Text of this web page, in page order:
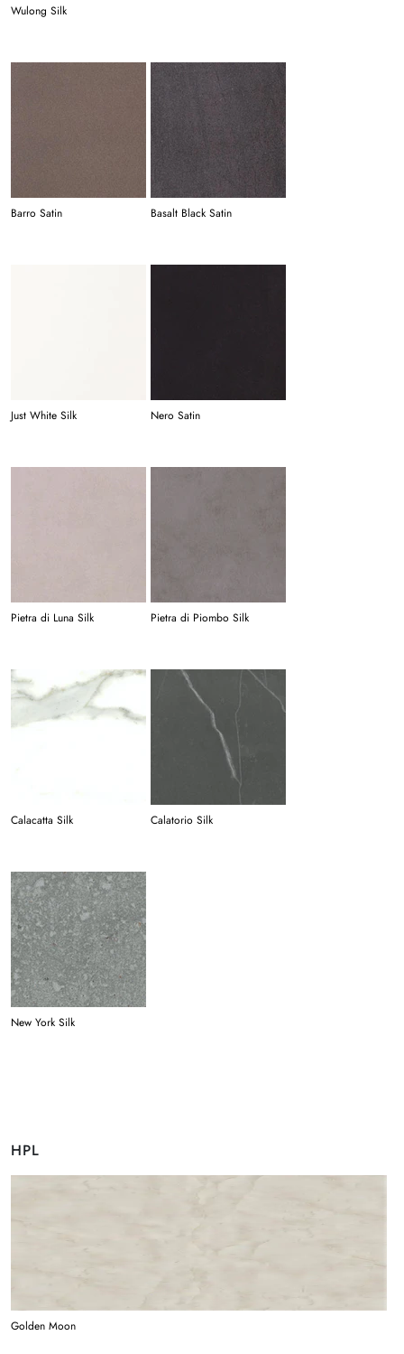
Wulong Silk
Barro Satin Basalt Black Satin
Just White Silk Nero Satin
Pietra di Luna Silk Pietra di Piombo Silk
Calacatta Silk Calatorio Silk
New York Silk
HPL
Golden Moon